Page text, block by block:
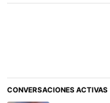
CONVERSACIONES ACTIVAS